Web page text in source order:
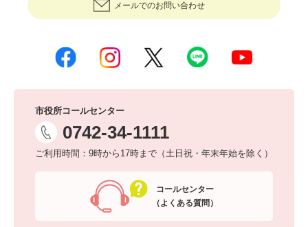
メールでのお問い合わせ
市役所コールセンター
0742-34-1111
ご利用時間：9時から17時まで（土日祝・年末年始を除く）
コールセンター
（よくある質問）